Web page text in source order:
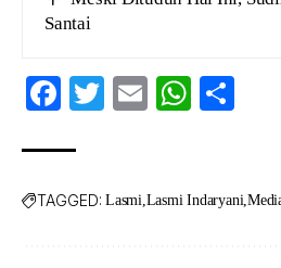
Santai
Facebook
Twitter
Email
TAGGED: Lasmi Lasmi Indaryani